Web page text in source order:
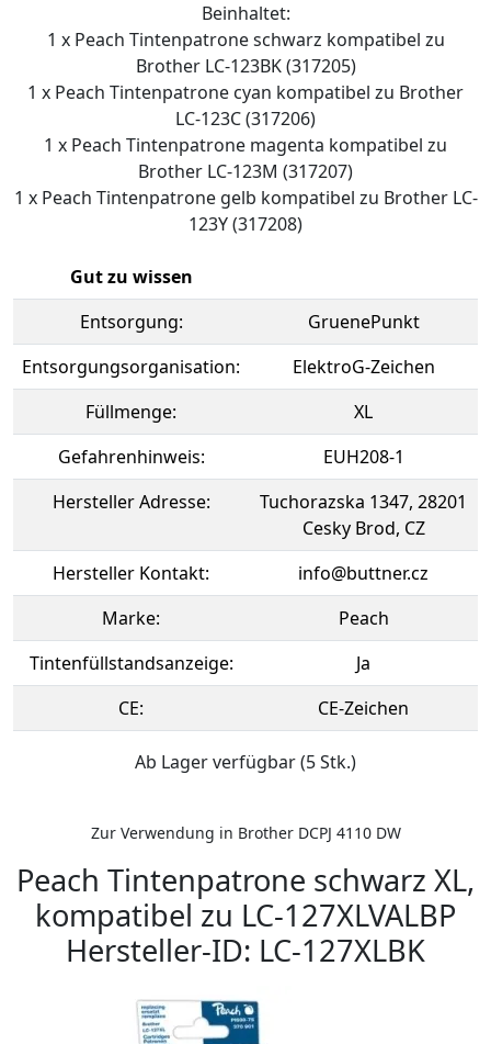
Beinhaltet:
1 x Peach Tintenpatrone schwarz kompatibel zu
Brother LC-123BK (317205)
1 x Peach Tintenpatrone cyan kompatibel zu Brother
LC-123C (317206)
1 x Peach Tintenpatrone magenta kompatibel zu
Brother LC-123M (317207)
1 x Peach Tintenpatrone gelb kompatibel zu Brother LC-
123Y (317208)
Gut zu wissen
Entsorgung:
GruenePunkt
Entsorgungsorganisation:
ElektroG-Zeichen
Füllmenge:
XL
Gefahrenhinweis:
EUH208-1
Hersteller Adresse:
Tuchorazska 1347, 28201
Cesky Brod, CZ
Hersteller Kontakt:
info@buttner.cz
Marke:
Peach
Tintenfüllstandsanzeige:
Ja
CE:
CE-Zeichen
Ab Lager verfügbar (5 Stk.)
Zur Verwendung in Brother DCPJ 4110 DW
Peach Tintenpatrone schwarz XL,
kompatibel zu LC-127XLVALBP
Hersteller-ID: LC-127XLBK